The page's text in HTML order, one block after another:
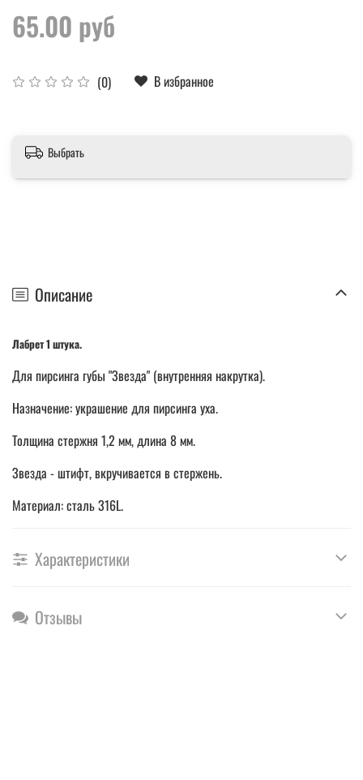
(0) В избранное
65.00 руб
Выбрать
Описание
Лабрет 1 штука.
Для пирсинга губы "Звезда" (внутренняя накрутка).
Назначение: украшение для пирсинга уха.
Толщина стержня 1,2 мм, длина 8 мм.
Звезда - штифт, вкручивается в стержень.
Материал: сталь 316L.
Характеристики
Отзывы